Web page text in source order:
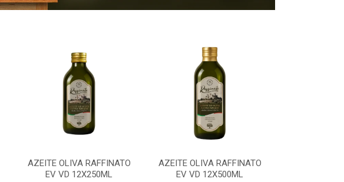
AZEITE OLIVA RAFFINATO
EV VD 12X250ML
AZEITE OLIVA RAFFINATO
EV VD 12X500ML